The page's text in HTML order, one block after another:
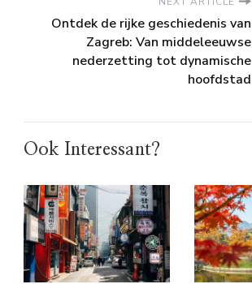
Ontdek de rijke geschiedenis van
Zagreb: Van middeleeuwse
nederzetting tot dynamische
hoofdstad
Ook Interessant?